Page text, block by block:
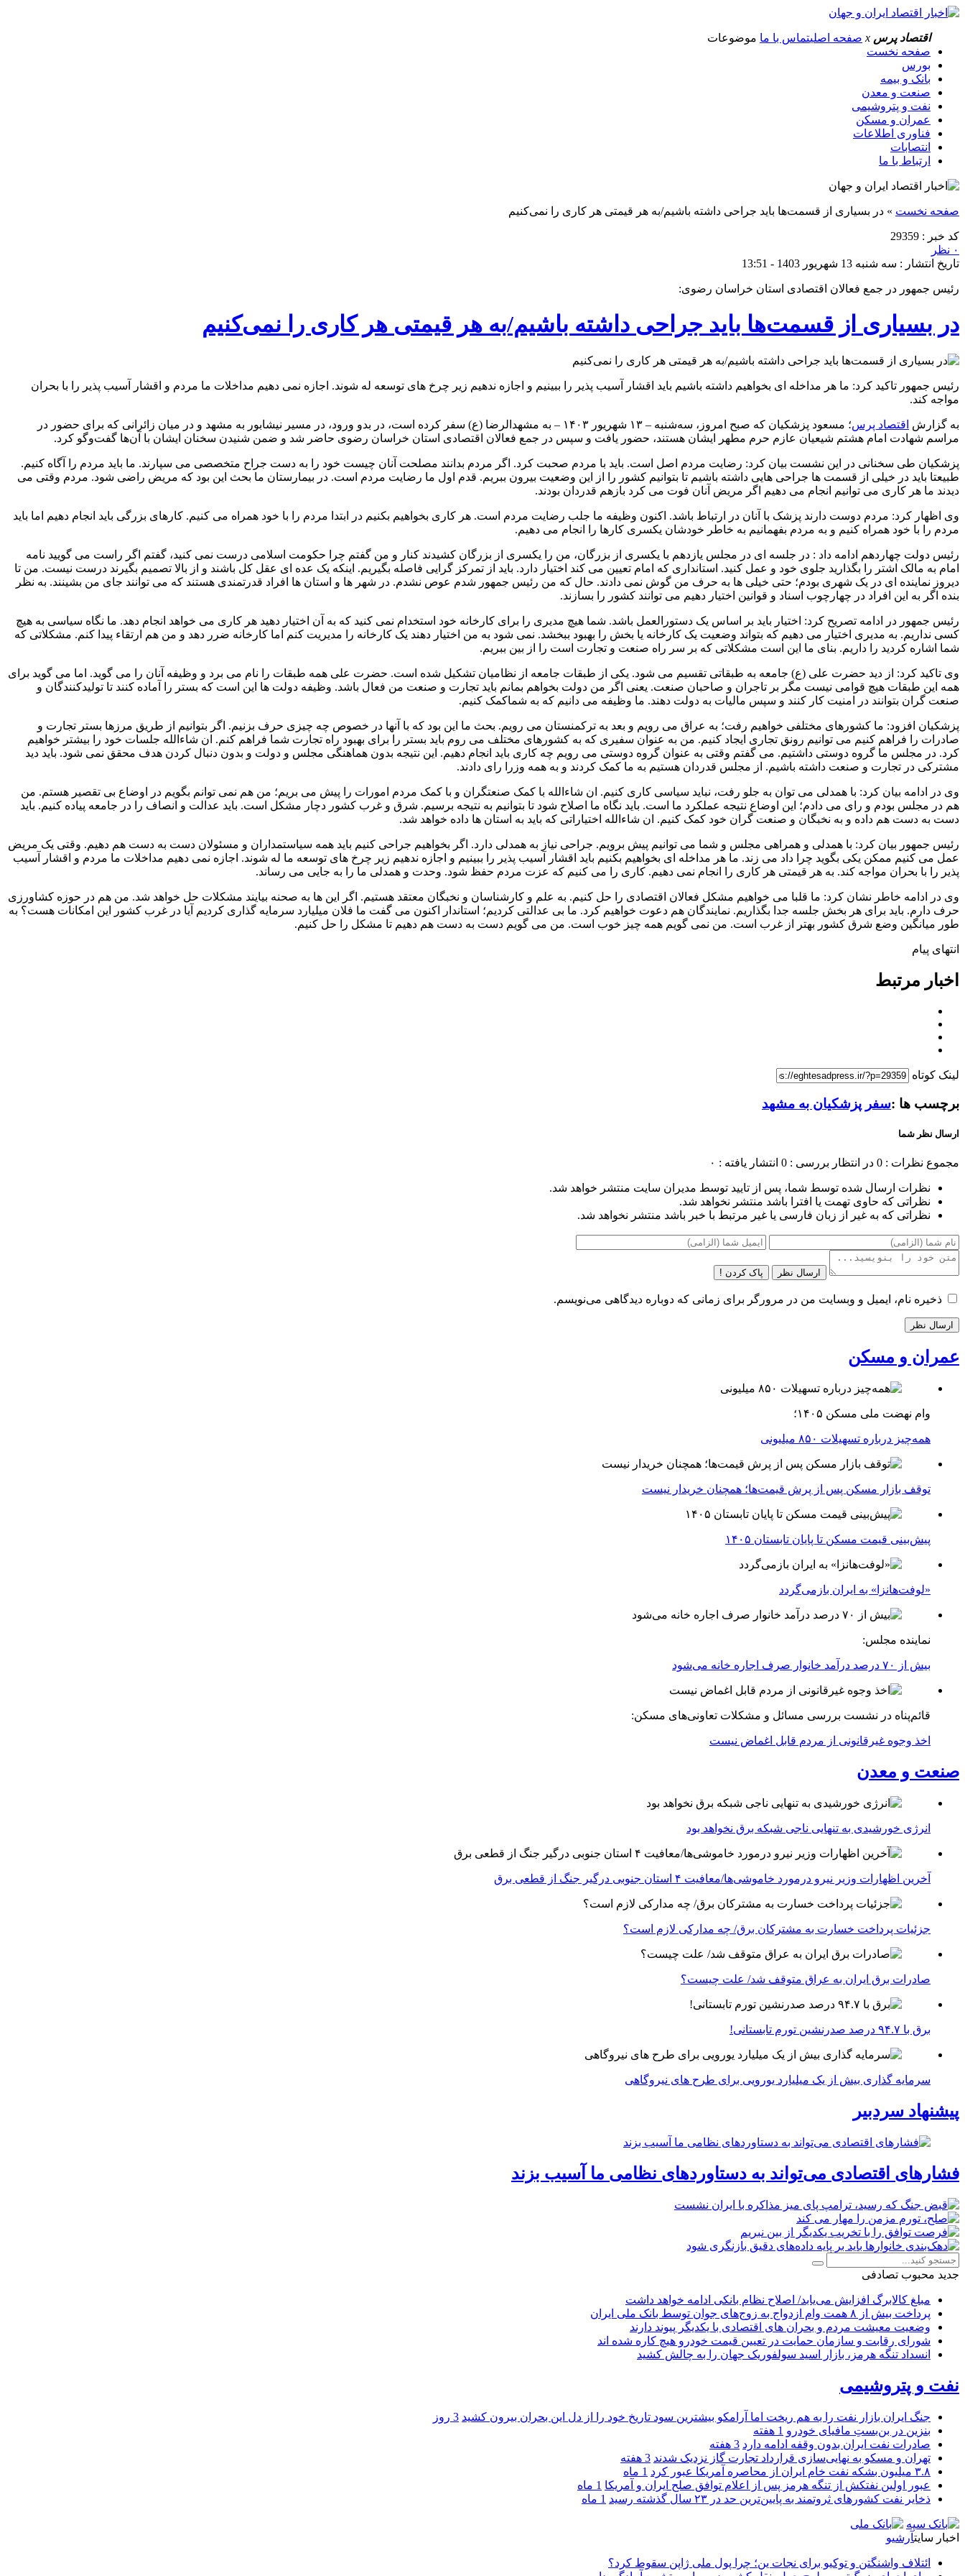
اقتصاد پرس x صفحه اصلیتماس با ما موضوعات
صفحه نخست
بورس
بانک و بیمه
صنعت و معدن
نفت و پتروشیمی
عمران و مسکن
فناوری اطلاعات
انتصابات
ارتباط با ما
صفحه نخست » در بسیاری از قسمت‌ها باید جراحی داشته باشیم/به هر قیمتی هر کاری را نمی‌کنیم
کد خبر : 29359
۰ نظر
تاریخ انتشار : سه شنبه 13 شهریور 1403 - 13:51
رئیس جمهور در جمع فعالان اقتصادی استان خراسان رضوی:
در بسیاری از قسمت‌ها باید جراحی داشته باشیم/به هر قیمتی هر کاری را نمی‌کنیم
رئیس جمهور تاکید کرد: ما هر مداخله ای بخواهیم داشته باشیم باید اقشار آسیب پذیر را ببینیم و اجازه ندهیم زیر چرخ های توسعه له شوند. اجازه نمی دهیم مداخلات ما مردم و اقشار آسیب پذیر را با بحران
مواجه کند.
به گزارش اقتصاد پرس
؛ مسعود پزشکیان که صبح امروز، سه‌شنبه – ۱۳ شهریور ۱۴۰۳ – به مشهدالرضا (ع) سفر کرده است، در بدو ورود، در مسیر نیشابور به مشهد و در میان زائرانی که برای حضور در
مراسم شهادت امام هشتم شیعیان عازم حرم مطهر ایشان هستند، حضور یافت و سپس در جمع فعالان اقتصادی استان خراسان رضوی حاضر شد و ضمن شنیدن سخنان ایشان با آن‌ها گفت‌وگو کرد.
پزشکیان طی سخنانی در این نشست بیان کرد: رضایت مردم اصل است. باید با مردم صحبت کرد. اگر مردم بدانند مصلحت آنان چیست خود را به دست جراح متخصصی می سپارند. ما باید مردم را آگاه کنیم.
طبیعتا باید در خیلی از قسمت ها جراحی هایی داشته باشیم تا بتوانیم کشور را از این وضعیت بیرون ببریم. قدم اول ما رضایت مردم است. در بیمارستان ما بحث این بود که مریض راضی شود. مردم وقتی می
دیدند ما هر کاری می توانیم انجام می دهیم اگر مریض آنان فوت می کرد بازهم قدردان بودند.
وی اظهار کرد: مردم دوست دارند پزشک با آنان در ارتباط باشد. اکنون وظیفه ما جلب رضایت مردم است. هر کاری بخواهیم بکنیم در ابتدا مردم را با خود همراه می کنیم. کارهای بزرگی باید انجام دهیم اما باید
مردم را با خود همراه کنیم و به مردم بفهمانیم به خاطر خودشان یکسری کارها را انجام می دهیم.
رئیس دولت چهاردهم ادامه داد : در جلسه ای در مجلس یازدهم با یکسری از بزرگان، من را یکسری از بزرگان کشیدند کنار و من گفتم چرا حکومت اسلامی درست نمی کنید، گفتم اگر راست می گویید نامه
امام به مالک اشتر را بگذارید جلوی خود و عمل کنید. استانداری که امام تعیین می کند اختیار دارد. باید از تمرکز گرایی فاصله بگیریم. اینکه یک عده ای عقل کل باشند و از بالا تصمیم بگیرند درست نیست. من تا
دیروز نماینده ای در یک شهری بودم؛ حتی خیلی ها به حرف من گوش نمی دادند. حال که من رئیس جمهور شدم عوص نشدم. در شهر ها و استان ها افراد قدرتمندی هستند که می توانند جای من بشینند. به نظر
بنده اگر به این افراد در چهارچوب اسناد و قوانین اختیار دهیم می توانند کشور را بسازند.
رئیس جمهور در ادامه تصریح کرد: اختیار باید بر اساس یک دستورالعمل باشد. شما هیچ مدیری را برای کارخانه خود استخدام نمی کنید که به آن اختیار دهید هر کاری می خواهد انجام دهد. ما نگاه سیاسی به هیچ
کسی نداریم. به مدیری اختیار می دهیم که بتواند وضعیت یک کارخانه یا بخش را بهبود ببخشد. نمی شود به من اختیار دهند یک کارخانه را مدیریت کنم اما کارخانه ضرر دهد و من هم ارتقاء پیدا کنم. مشکلاتی که
شما اشاره کردید را داریم. بنای ما این است مشکلاتی که بر سر راه صنعت و تجارت است را از بین ببریم.
وی تاکید کرد: از دید حضرت علی (ع) جامعه به طبقاتی تقسیم می شود. یکی از طبقات جامعه از نظامیان تشکیل شده است. حضرت علی همه طبقات را نام می برد و وظیفه آنان را می گوید. اما می گوید برای
همه این طبقات هیچ قوامی نیست مگر بر تاجران و صاحبان صنعت. یعنی اگر من دولت بخواهم بمانم باید تجارت و صنعت من فعال باشد. وظیفه دولت ها این است که بستر را آماده کنند تا تولیدکنندگان و
صنعت گران بتوانند در امنیت کار کنند و سپس مالیات به دولت دهند. ما وظیفه می دانیم که به شماکمک کنیم.
پزشکیان افزود: ما کشورهای مختلفی خواهیم رفت؛ به عراق می رویم و بعد به ترکمنستان می رویم. بحث ما این بود که با آنها در خصوص چه چیزی حرف بزنیم. اگر بتوانیم از طریق مرزها بستر تجارت و
صادرات را فراهم کنیم می توانیم رونق تجاری ایجاد کنیم. من به عنوان سفیری که به کشورهای مختلف می روم باید بستر را برای بهبود راه تجارت شما فراهم کنم‌. ان شاءالله جلسات خود را بیشتر خواهیم
کرد. در مجلس ما گروه دوستی داشتیم. می گفتم وقتی به عنوان گروه دوستی می رویم چه کاری باید انجام دهیم. این نتیجه بدون هماهنگی مجلس و دولت و بدون دنبال کردن هدف محقق نمی شود. باید دید
مشترکی در تجارت و صنعت داشته باشیم. از مجلس قدردان هستیم به ما کمک کردند و به همه وزرا رای دادند.
وی در ادامه بیان کرد: با همدلی می توان به جلو رفت، نباید سیاسی کاری کنیم. ان شاءالله با کمک صنعتگران و با کمک مردم امورات را پیش می بریم؛ من هم نمی توانم بگویم در اوضاع بی تقصیر هستم. من
هم در مجلس بودم و رای می دادم؛ این اوضاع نتیجه عملکرد ما است. باید نگاه ما اصلاح شود تا بتوانیم به نتیجه برسیم. شرق و غرب کشور دچار مشکل است. باید عدالت و انصاف را در جامعه پیاده کنیم. باید
دست به دست هم داده و به نخبگان و صنعت گران خود کمک کنیم. ان شاءالله اختیاراتی که باید به استان ها داده خواهد شد.
رئیس جمهور بیان کرد: با همدلی و همراهی مجلس و شما می توانیم پیش برویم. جراحی نیاز به همدلی دارد. اگر بخواهیم جراحی کنیم باید همه سیاستمداران و مسئولان دست به دست هم دهیم. وقتی یک مریض
عمل می کنیم ممکن یکی بگوید چرا داد می زند. ما هر مداخله ای بخواهیم بکنیم باید اقشار آسیب پذیر را ببینیم و اجازه ندهیم زیر چرخ های توسعه ما له شوند. اجازه نمی دهیم مداخلات ما مردم و اقشار آسیب
پذیر را با بحران مواجه کند. به هر قیمتی هر کاری را انجام نمی دهیم. کاری را می کنیم که عزت مردم حفظ شود. وحدت و همدلی ما را به جایی می رساند.
وی در ادامه خاطر نشان کرد: ما قلبا می خواهیم مشکل فعالان اقتصادی را حل کنیم. به علم و کارشناسان و نخبگان معتقد هستیم. اگر این ها به صحنه بیایند مشکلات حل خواهد شد. من هم در حوزه کشاورزی
حرف دارم. باید برای هر بخش جلسه جدا بگذاریم. نمایندگان هم دعوت خواهیم کرد. ما بی عدالتی کردیم؛ استاندار اکنون می گفت ما فلان میلیارد سرمایه گذاری کردیم آیا در غرب کشور این امکانات هست؟ به
طور میانگین وضع شرق کشور بهتر از غرب است. من نمی گویم همه چیز خوب است. من می گویم دست به دست هم دهیم تا مشکل را حل کنیم.
انتهای پیام
اخبار مرتبط
لینک کوتاه
برچسب ها :سفر پزشکیان به مشهد
ارسال نظر شما
مجموع نظرات : 0 در انتظار بررسی : 0 انتشار یافته : ۰
نظرات ارسال شده توسط شما، پس از تایید توسط مدیران سایت منتشر خواهد شد.
نظراتی که حاوی تهمت یا افترا باشد منتشر نخواهد شد.
نظراتی که به غیر از زبان فارسی یا غیر مرتبط با خبر باشد منتشر نخواهد شد.
ارسال نظر پاک کردن !
ذخیره نام، ایمیل و وبسایت من در مرورگر برای زمانی که دوباره دیدگاهی می‌نویسم.
عمران و مسکن
وام نهضت ملی مسکن ۱۴۰۵؛
همه‌چیز درباره تسهیلات ۸۵۰ میلیونی
توقف بازار مسکن پس از پرش قیمت‌ها؛ همچنان خریدار نیست
پیش‌بینی قیمت مسکن تا پایان تابستان ۱۴۰۵
«لوفت‌هانزا» به ایران بازمی‌گردد
نماینده مجلس:
بیش از ۷۰ درصد درآمد خانوار صرف اجاره خانه می‌شود
قائم‌پناه در نشست بررسی مسائل و مشکلات تعاونی‌های مسکن:
اخذ وجوه غیرقانونی از مردم قابل اغماض نیست
صنعت و معدن
انرژی خورشیدی به تنهایی ناجی شبکه برق نخواهد بود
آخرین اظهارات وزیر نیرو درمورد خاموشی‌ها/معافیت ۴ استان جنوبی درگیر جنگ از قطعی برق
جزئیات پرداخت خسارت به مشترکان برق/ چه مدارکی لازم است؟
صادرات برق ایران به عراق متوقف شد/ علت چیست؟
برق با ۹۴.۷ درصد صدرنشین تورم تابستانی!
سرمایه گذاری بیش از یک میلیارد یورویی برای طرح های نیروگاهی
پیشنهاد سردبیر
فشارهای اقتصادی می‌تواند به دستاوردهای نظامی ما آسیب بزند
جدید محبوب تصادفی
مبلغ کالابرگ افزایش می‌یابد/ اصلاح نظام بانکی ادامه خواهد داشت
پرداخت بیش از ۸ همت وام ازدواج به زوج‌های جوان توسط بانک ملی ایران
وضعیت معیشت مردم و بحران های اقتصادی با یکدیگر پیوند دارند
شورای رقابت و سازمان حمایت در تعیین قیمت خودرو هیچ کاره شده اند
انسداد تنگه هرمز، بازار اسید سولفوریک جهان را به چالش کشید
نفت و پتروشیمی
جنگ ایران بازار نفت را به هم ریخت اما آرامکو بیشترین سود تاریخ خود را از دل این بحران بیرون کشید 3 روز
بنزین در بن‌بستِ مافیای خودرو 1 هفته
صادرات نفت ایران بدون وقفه ادامه دارد 3 هفته
تهران و مسکو به نهایی‌سازی قرارداد تجارت گاز نزدیک شدند 3 هفته
۳.۸ میلیون بشکه نفت خام ایران از محاصره آمریکا عبور کرد
1 ماه
عبور اولین نفتکش از تنگه هرمز پس از اعلام توافق صلح ایران و آمریکا 1 ماه
ذخایر نفت کشورهای ثروتمند به پایین‌ترین حد در ۲۳ سال گذشته رسید
1 ماه
اخبار سایتآرشیو
ائتلاف واشنگتن و توکیو برای نجات ین؛ چرا پول ملی ژاپن سقوط کرد؟